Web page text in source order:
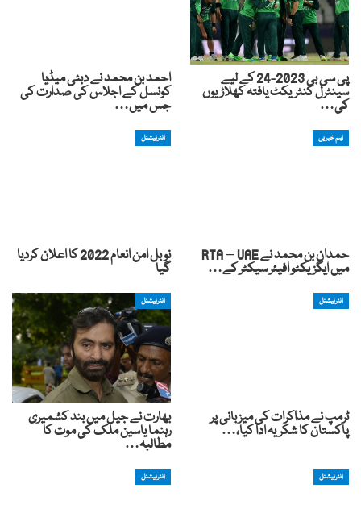
پی سی بی 2023-24 کے لیے
سینٹرل کنٹریکٹ یافتہ کھلاڑیوں
کی…
احمد بن محمد نے دبئی میڈیا
کونسل کے اجلاس کی صدارت کی
جس میں…
اہم خبریں
حمدان بن محمد نے RTA – UAE
میں ایگزیکٹو افیئر سیکٹر کے…
انٹرنیشنل
نوبل امن انعام 2022 کا اعلان کردیا
گیا
انٹرنیشنل
ٹرمپ نے مذاکرات کی میزبانی پر
پاکستان کا شکریہ ادا کیا،…
انٹرنیشنل
بھارت نے جیل میں بند کشمیری
رہنما یاسین ملک کی موت کا
مطالبہ…
انٹرنیشنل انٹرنیشنل